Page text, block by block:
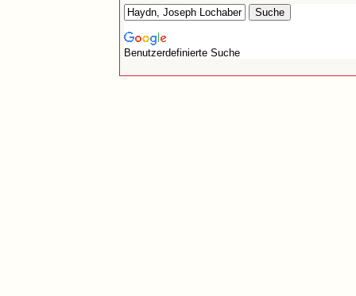
Benutzerdefinierte Suche